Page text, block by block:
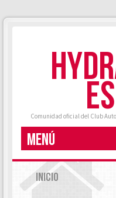
Comunidad oficial del Club
MENÚ
INICIO